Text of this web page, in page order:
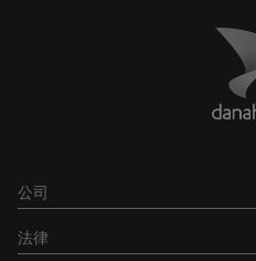
公司
法律